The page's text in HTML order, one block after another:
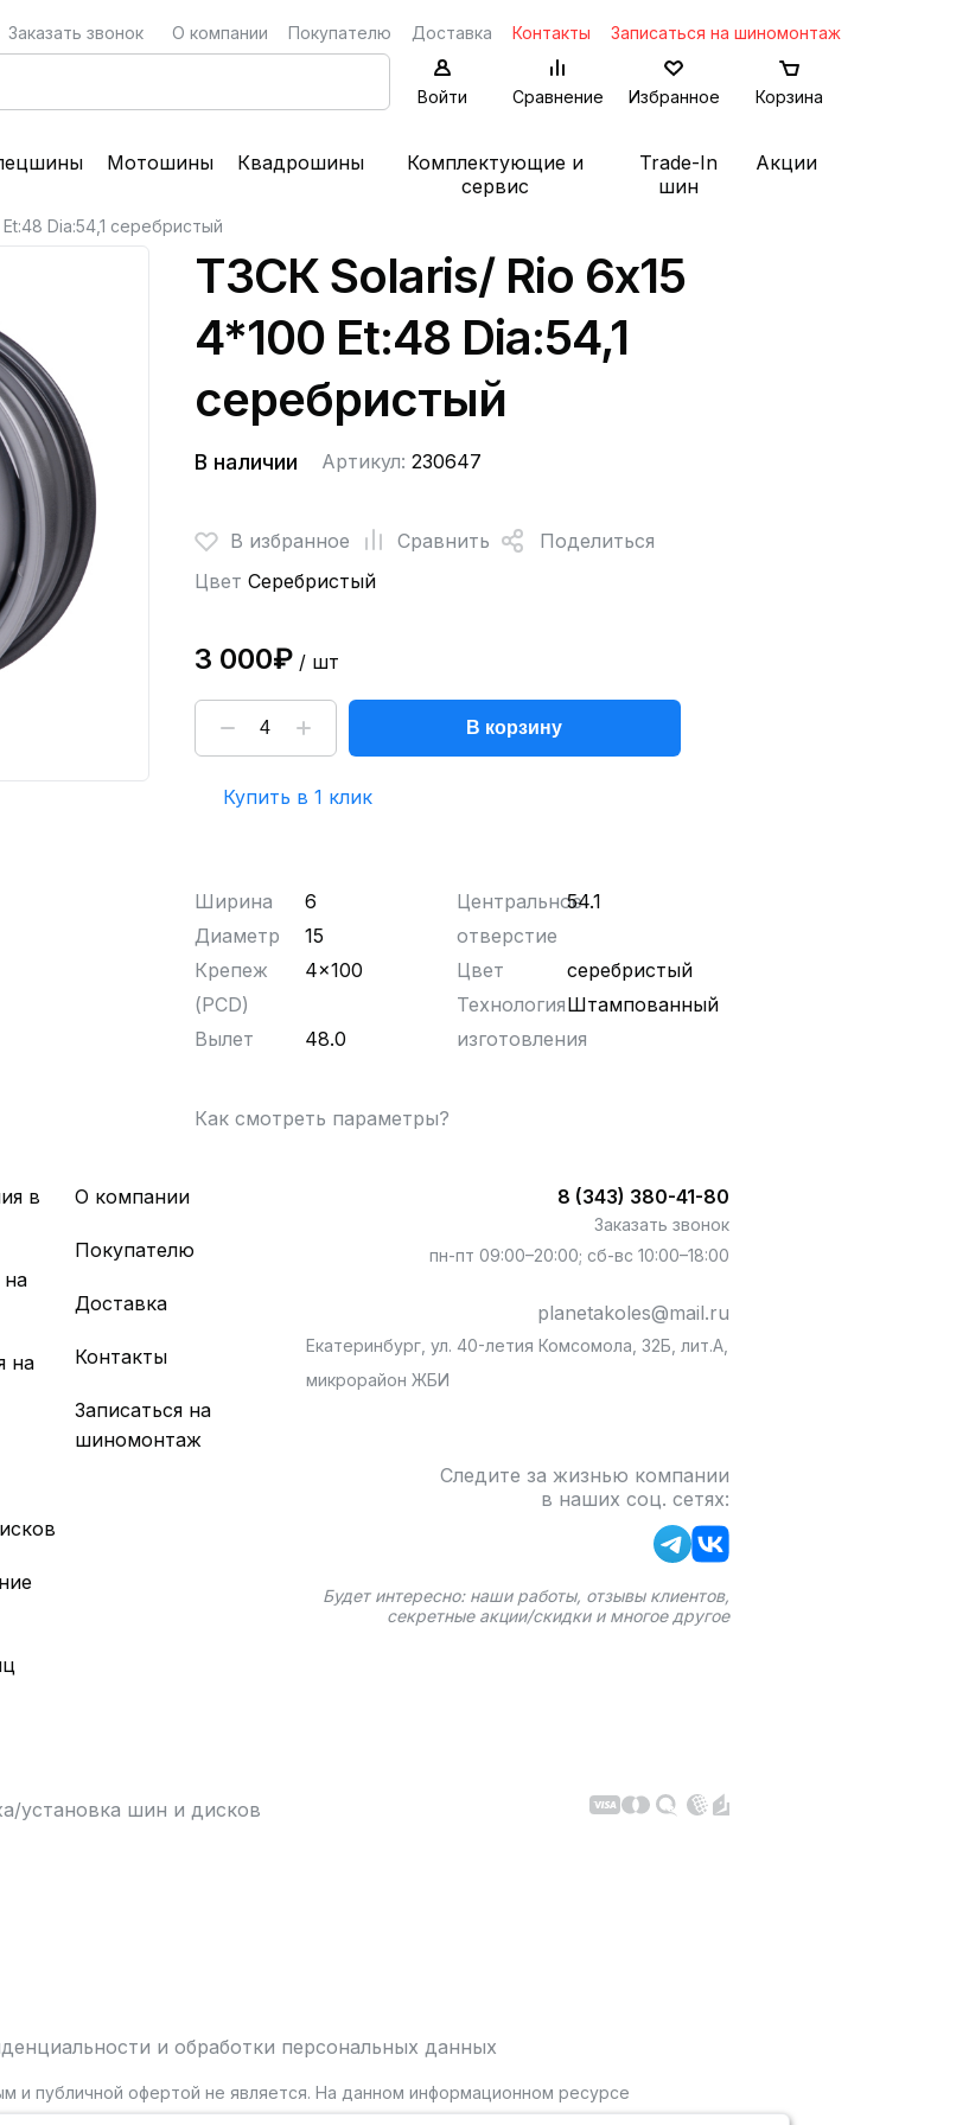
Заказать звонок О компании Покупателю Доставка Контакты Записаться на шиномонтаж
Войти Сравнение Избранное Корзина
Мотошины Квадрошины
Комплектующие и
сервис
Trade-In
шин
Акции
Dia:54,1 серебристый
ТЗСК Solaris/ Rio 6x15
4*100 Et:48 Dia:54,1
серебристый
В наличии Артикул: 230647
В избранное Сравнить
Поделиться
Цвет Серебристый
3 000₽/ шт
В корзину
Купить в 1 клик
Ширина
6
Диаметр
15
Крепеж
(PCD)
4x100
Вылет 48.0
Центральное
отверстие
54.1
Цвет
серебристый
Технология
изготовления
Штампованный
Как смотреть параметры?
в
на
на
О компании
Покупателю
Доставка
Контакты
Записаться на
шиномонтаж
8 (343) 380-41-80
Заказать звонок
пн-пт 09:00–20:00; сб-вс 10:00–18:00
planetakoles@mail.ru
Екатеринбург, ул. 40-летия Комсомола, 32Б, лит.А,
микрорайон ЖБИ
Следите за жизнью компании
в наших соц. сетях:
Будет интересно: наши работы, отзывы клиентов,
секретные акции/скидки и многое другое
установка шин и дисков
и обработки персональных данных
и публичной офертой не является. На данном информационном ресурсе